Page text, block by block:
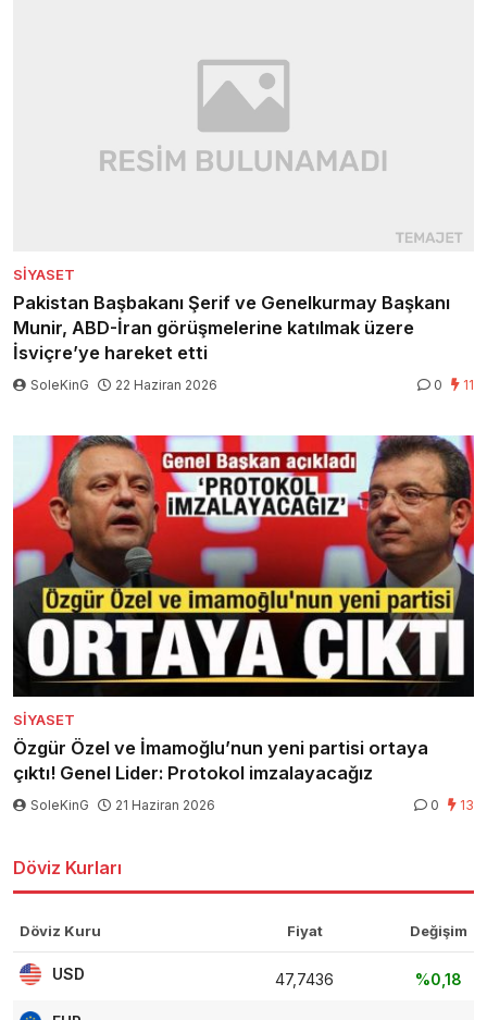
SIYASET
Pakistan Başbakanı Şerif ve Genelkurmay Başkanı
Munir, ABD-İran görüşmelerine katılmak üzere
İsviçre’ye hareket etti
SoleKinG 22 Haziran 2026 0 11
SIYASET
Özgür Özel ve İmamoğlu’nun yeni partisi ortaya
çıktı! Genel Lider: Protokol imzalayacağız
SoleKinG 21 Haziran 2026 0 13
Döviz Kurları
Döviz Kuru Fiyat Değişim
USD 47,7436 %0,18